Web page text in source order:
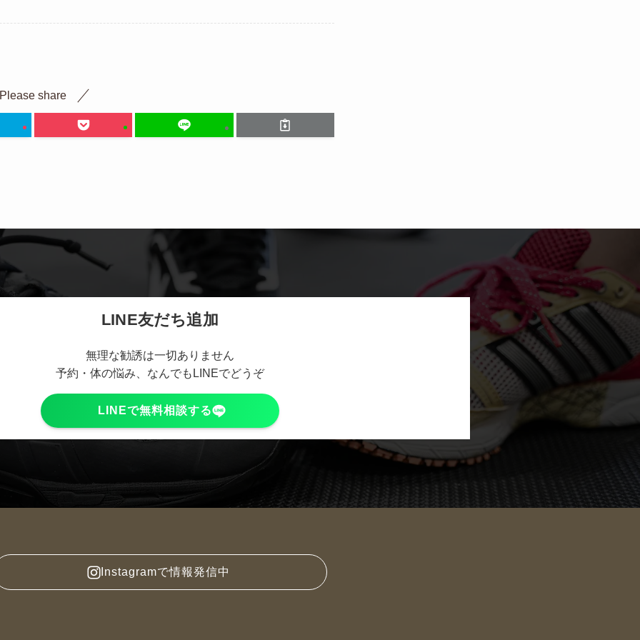
Please share
LINE友だち追加
無理な勧誘は一切ありません
予約・体の悩み、なんでもLINEでどうぞ
LINEで無料相談する
Instagramで情報発信中